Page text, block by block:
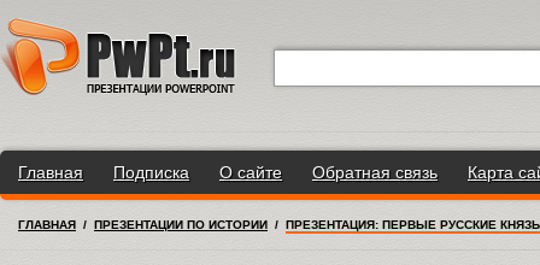
Главная Подписка О сайте Обратная связь Карта
ГЛАВНАЯ / ПРЕЗЕНТАЦИИ ПО ИСТОРИИ / ПРЕЗЕНТАЦИЯ: ПЕРВЫЕ РУССКИЕ